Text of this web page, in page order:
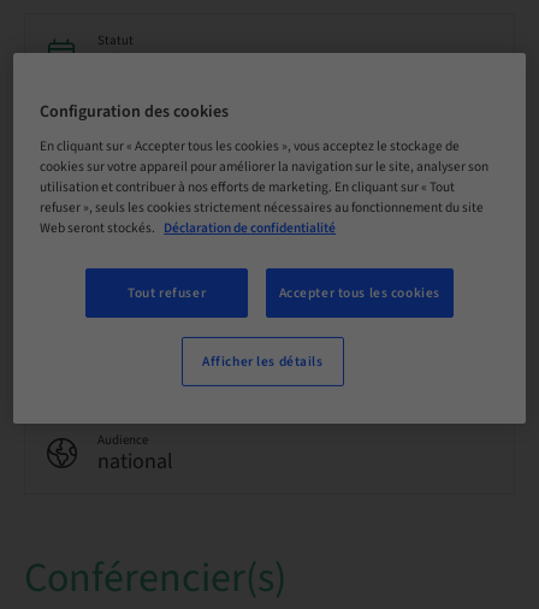
Statut
Réservation possible
Langue
Allemand
0.00 Points
Méthode de livraison
Cours en ligne
Audience
national
Conférencier(s)
Configuration des cookies
En cliquant sur « Accepter tous les cookies », vous acceptez le stockage de
cookies sur votre appareil pour améliorer la navigation sur le site, analyser son
utilisation et contribuer à nos efforts de marketing. En cliquant sur « Tout
refuser », seuls les cookies strictement nécessaires au fonctionnement du site
Web seront stockés. Déclaration de confidentialité
Tout refuser Accepter tous les cookies
Afficher les détails